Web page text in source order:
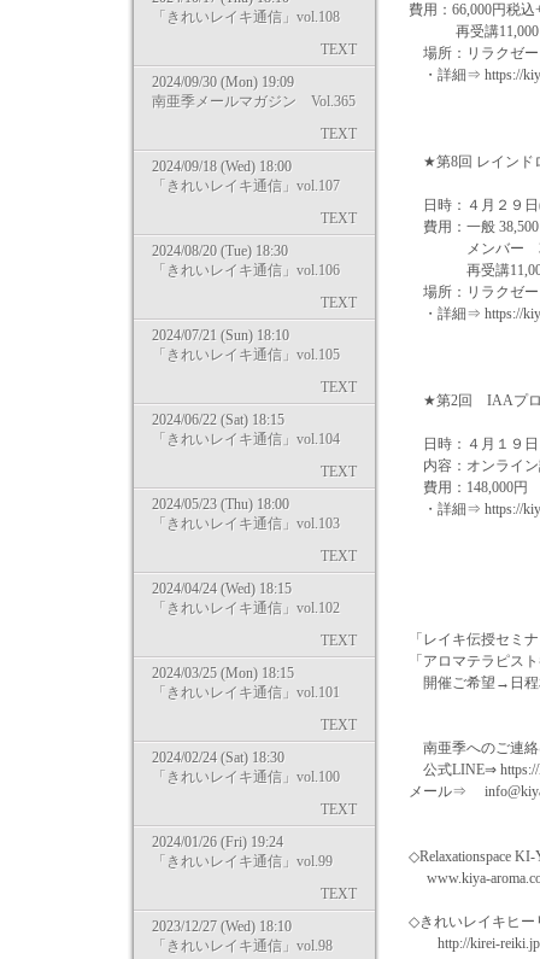
「きれいレイキ通信」vol.108
TEXT
2024/09/30 (Mon) 19:09
南亜季メールマガジン Vol.365
TEXT
2024/09/18 (Wed) 18:00
「きれいレイキ通信」vol.107
TEXT
2024/08/20 (Tue) 18:30
「きれいレイキ通信」vol.106
TEXT
2024/07/21 (Sun) 18:10
「きれいレイキ通信」vol.105
TEXT
2024/06/22 (Sat) 18:15
「きれいレイキ通信」vol.104
TEXT
2024/05/23 (Thu) 18:00
「きれいレイキ通信」vol.103
TEXT
2024/04/24 (Wed) 18:15
「きれいレイキ通信」vol.102
TEXT
2024/03/25 (Mon) 18:15
「きれいレイキ通信」vol.101
TEXT
2024/02/24 (Sat) 18:30
「きれいレイキ通信」vol.100
TEXT
2024/01/26 (Fri) 19:24
「きれいレイキ通信」vol.99
TEXT
2023/12/27 (Wed) 18:10
「きれいレイキ通信」vol.98
費用：66,000円税
再受講11,000
場所：リラクゼ
・詳細⇒ https://
★第8回 レインド
日時：４月２９日
費用：一般
メンバー
再受講
場所：リラクゼ
・詳細⇒ https://
★第2回 IAAプロ
日時：４月１９
内容：オンライ
費用：148,000円
・詳細⇒ https://
「レイキ伝授セミ
「アロマテラピス
開催ご希望→日程
南亜季へのご連
公式LINE⇒ https://
メール⇒
◇Relaxationspace
www.kiya-
◇きれいレイキヒー
http://kirei-